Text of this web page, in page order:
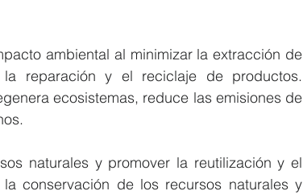
ambiental al minimizar la extracción de
la reparación y el reciclaje de productos.
ecosistemas, reduce las emisiones de
naturales y promover la reutilización y el
conservación de los recursos naturales y